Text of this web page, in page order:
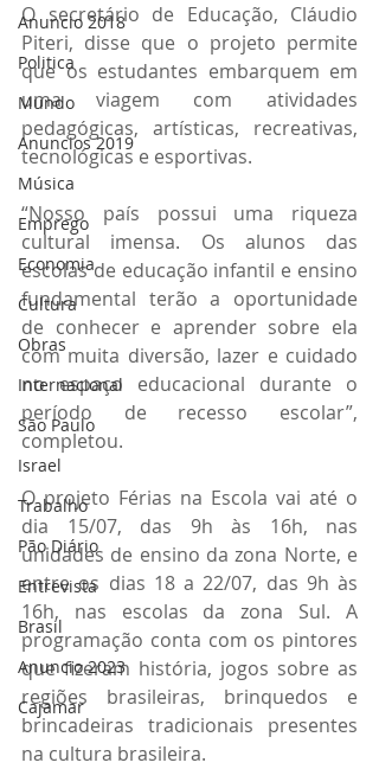
Anuncio 2018
Politica
Mundo
Anuncios 2019
Música
Emprego
Economia
Cultura
Obras
Internacional
São Paulo
Israel
Trabalho
Pão Diário
Entrevista
Brasil
Anuncio 2023
Cajamar
O secretário de Educação, Cláudio
Piteri, disse que o projeto permite
que os estudantes embarquem em
uma viagem com atividades
pedagógicas, artísticas, recreativas,
tecnológicas e esportivas.
“Nosso país possui uma riqueza
cultural imensa. Os alunos das
escolas de educação infantil e ensino
fundamental terão a oportunidade
de conhecer e aprender sobre ela
com muita diversão, lazer e cuidado
no espaço educacional durante o
período de recesso escolar”,
completou.
O projeto Férias na Escola vai até o
dia 15/07, das 9h às 16h, nas
unidades de ensino da zona Norte, e
entre os dias 18 a 22/07, das 9h às
16h, nas escolas da zona Sul. A
programação conta com os pintores
que fizeram história, jogos sobre as
regiões brasileiras, brinquedos e
brincadeiras tradicionais presentes
na cultura brasileira.